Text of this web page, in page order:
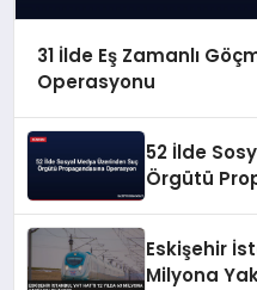
31 İlde Eş Zamanlı
Operasyonu
52 İlde
Örgütü
Eskişehir
Milyona